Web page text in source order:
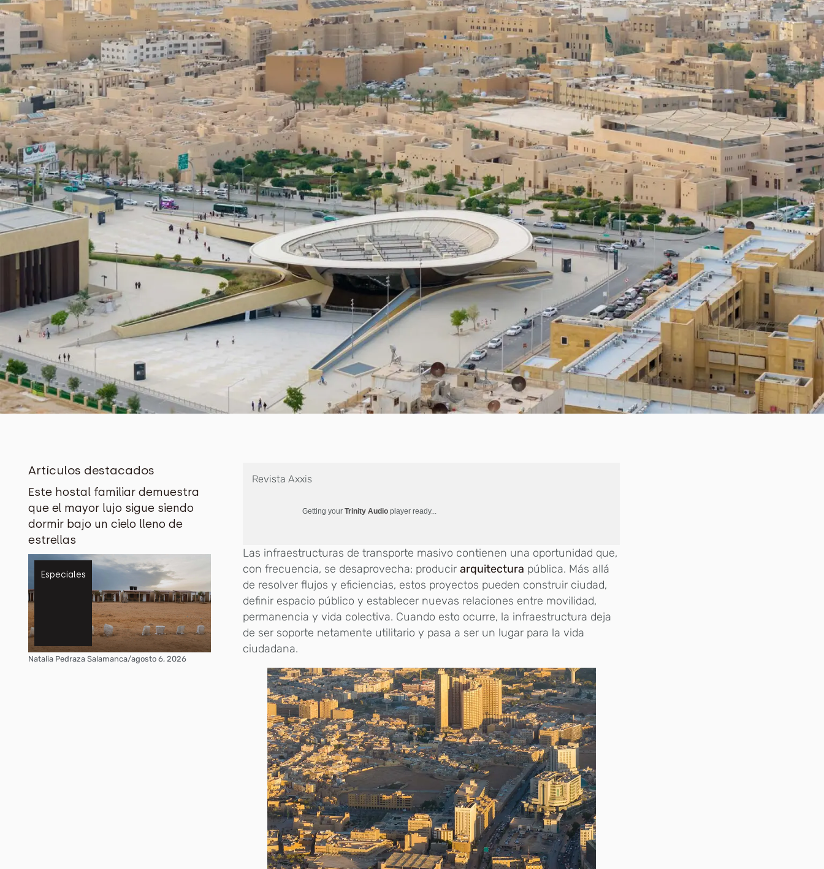
Artículos destacados
Este hostal familiar demuestra
que el mayor lujo sigue siendo
dormir bajo un cielo lleno de
estrellas
Especiales
Natalia Pedraza Salamanca/agosto 6, 2026
Revista Axxis
Getting yourTrinity Audio player ready...
Las infraestructuras de transporte masivo contienen una oportunidad que,
con frecuencia, se desaprovecha: producirarquitectura pública. Más allá
de resolver flujos y eficiencias, estos proyectos pueden construir ciudad,
definir espacio público y establecer nuevas relaciones entre movilidad,
permanencia y vida colectiva. Cuando esto ocurre, la infraestructura deja
de ser soporte netamente utilitario y pasa a ser un lugar para la vida
ciudadana.